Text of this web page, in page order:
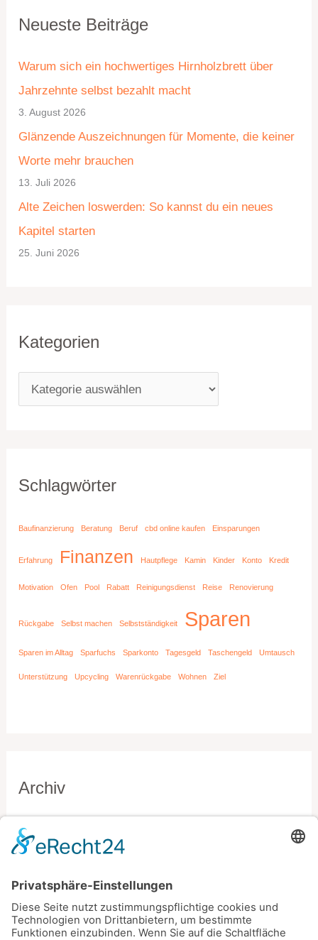
Neueste Beiträge
Warum sich ein hochwertiges Hirnholzbrett über
Jahrzehnte selbst bezahlt macht
3. August 2026
Glänzende Auszeichnungen für Momente, die keiner
Worte mehr brauchen
13. Juli 2026
Alte Zeichen loswerden: So kannst du ein neues
Kapitel starten
25. Juni 2026
Kategorien
a
e
g
o
r
i
Schlagwörter
Baufinanzierung Beratung Beruf cbd online kaufen Einsparungen
Erfahrung Finanzen Hautpflege Kamin Kinder Konto Kredit
Motivation Ofen Pool Rabatt Reinigungsdienst Reise Renovierung
Rückgabe Selbst machen Selbstständigkeit Sparen
Sparen im Alltag Sparfuchs Sparkonto Tagesgeld Taschengeld Umtausch
Unterstützung Upcycling Warenrückgabe Wohnen Ziel
Archiv
r
h
i
v